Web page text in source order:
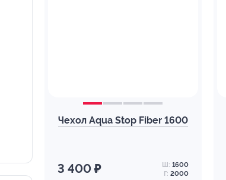
Чехол Aqua Stop Fiber 1600
3 400 ₽ Ш: 1600
Г: 2000